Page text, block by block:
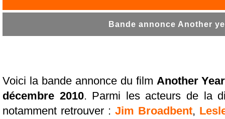
Bande annonce Another
Voici la bande annonce du film Another Year
décembre 2010. Parmi les acteurs de la
notamment retrouver : Jim Broadbent,